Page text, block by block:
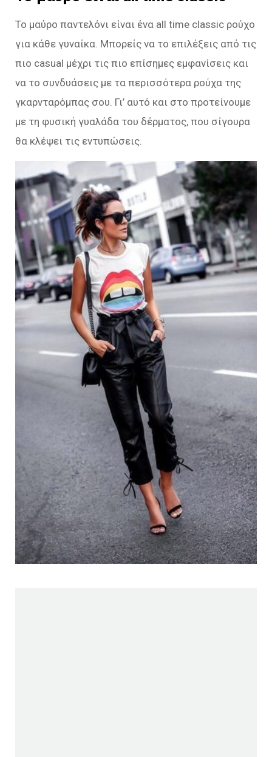
Το μαύρο παντελόνι είναι ένα all time classic ρούχο
για κάθε γυναίκα. Μπορείς να το επιλέξεις από τις
πιο casual μέχρι τις πιο επίσημες εμφανίσεις και
να το συνδυάσεις με τα περισσότερα ρούχα της
γκαρνταρόμπας σου. Γι’ αυτό και στο προτείνουμε
με τη φυσική γυαλάδα του δέρματος, που σίγουρα
θα κλέψει τις εντυπώσεις.